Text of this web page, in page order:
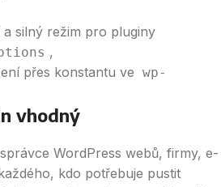
silný režim pro pluginy
,
přes konstantu ve wp-
vhodný
WordPress webů, firmy, e-
kdo potřebuje pustit